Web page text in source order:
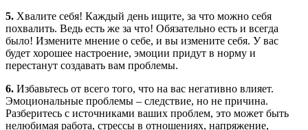
5. Хвалите себя! Каждый день ищите, за что можно себя
похвалить. Ведь есть же за что! Обязательно есть и всегда
было! Измените мнение о себе, и вы измените себя. У вас
будет хорошее настроение, эмоции придут в норму и
перестанут создавать вам проблемы.
6. Избавьтесь от всего того, что на вас негативно влияет.
Эмоциональные проблемы – следствие, но не причина.
Разберитесь с источниками ваших проблем, это может быть
нелюбимая работа, стрессы в отношениях, напряжение,